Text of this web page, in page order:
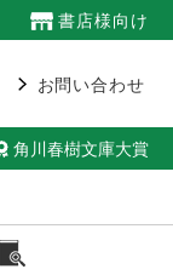
書店様向け
お問い合わせ
角川春樹文庫大賞